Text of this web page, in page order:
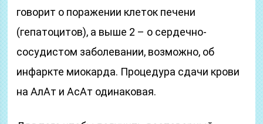
говорит о поражении клеток печени
(гепатоцитов), а выше 2 – о сердечно-
сосудистом заболевании, возможно, об
инфаркте миокарда. Процедура сдачи крови
на АлАт и АсАт одинаковая.